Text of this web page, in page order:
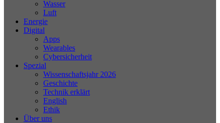
Wasser
Luft
Energie
Digital
Apps
Wearables
Cybersicherheit
Spezial
Wissenschaftsjahr 2026
Geschichte
Technik erklärt
English
Ethik
Über uns